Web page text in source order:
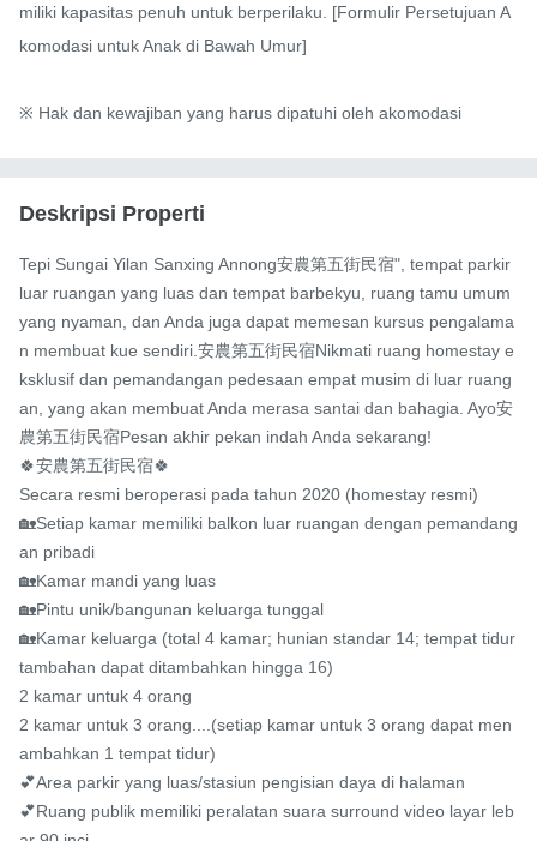
miliki kapasitas penuh untuk berperilaku. [Formulir Persetujuan A
komodasi untuk Anak di Bawah Umur]
※ Hak dan kewajiban yang harus dipatuhi oleh akomodasi
Deskripsi Properti
Tepi Sungai Yilan Sanxing Annong安農第五街民宿", tempat parkir
luar ruangan yang luas dan tempat barbekyu, ruang tamu umum
yang nyaman, dan Anda juga dapat memesan kursus pengalama
n membuat kue sendiri.安農第五街民宿Nikmati ruang homestay e
ksklusif dan pemandangan pedesaan empat musim di luar ruang
an, yang akan membuat Anda merasa santai dan bahagia. Ayo安
農第五街民宿Pesan akhir pekan indah Anda sekarang!
🍀安農第五街民宿🍀
Secara resmi beroperasi pada tahun 2020 (homestay resmi)
🏡Setiap kamar memiliki balkon luar ruangan dengan pemandang
an pribadi
🏡Kamar mandi yang luas
🏡Pintu unik/bangunan keluarga tunggal
🏡Kamar keluarga (total 4 kamar; hunian standar 14; tempat tidur
tambahan dapat ditambahkan hingga 16)
2 kamar untuk 4 orang
2 kamar untuk 3 orang....(setiap kamar untuk 3 orang dapat men
ambahkan 1 tempat tidur)
💕Area parkir yang luas/stasiun pengisian daya di halaman
💕Ruang publik memiliki peralatan suara surround video layar leb